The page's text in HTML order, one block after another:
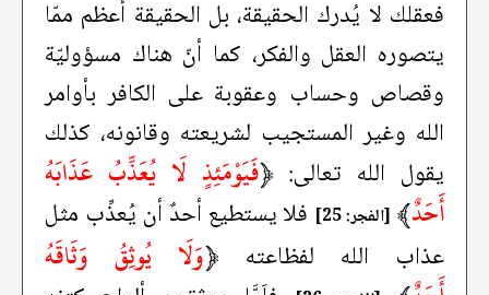
فعقلك لا يُدرك الحقيقة، بل الحقيقة أعظم ممّا
يتصوره العقل والفكر، كما أنّ هناك مسؤوليّة
وقصاص وحساب وعقوبة على الكافر بأوامر
الله وغير المستجيب لشريعته وقانونه، كذلك
يقول الله تعالى: ﴿فَيَوْمَئِذٍ لَا يُعَذِّبُ عَذَابَهُ
أَحَدٌ﴾ [الفجر: 25]
فلا يستطيع أحدٌ أن يُعذِّب مثل
عذاب الله لفظاعته ﴿وَلَا يُوثِقُ وَثَاقَهُ